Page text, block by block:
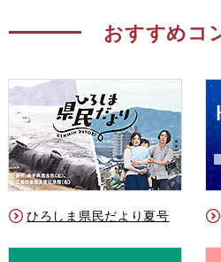
おすすめコ
ひろしま県民だより夏号